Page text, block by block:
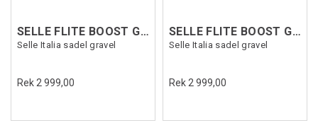
SELLE FLITE BOOST GRAVEL TI316SF Brun L3
Selle Italia sadel gravel
Rek 2 999,00
SELLE FLITE BOOST GRAVEL TI316SF Brun S3
Selle Italia sadel gravel
Rek 2 999,00